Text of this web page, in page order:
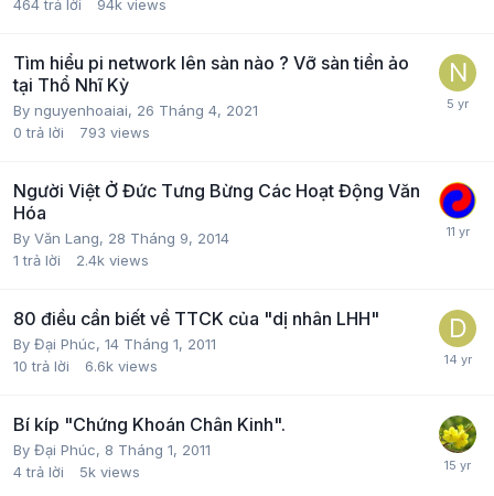
464 trả lời 94k views
Tìm hiểu pi network lên sàn nào ? Vỡ sàn tiền ảo
tại Thổ Nhĩ Kỳ
By nguyenhoaiai, 26 Tháng 4, 2021
0 trả lời 793 views
Người Việt Ở Đức Tưng Bừng Các Hoạt Động Văn
Hóa
By Văn Lang, 28 Tháng 9, 2014
1 trả lời 2.4k views
80 điều cần biết về TTCK của "dị nhân LHH"
By Đại Phúc, 14 Tháng 1, 2011
10 trả lời 6.6k views
Bí kíp "Chứng Khoán Chân Kinh".
By Đại Phúc, 8 Tháng 1, 2011
4 trả lời 5k views